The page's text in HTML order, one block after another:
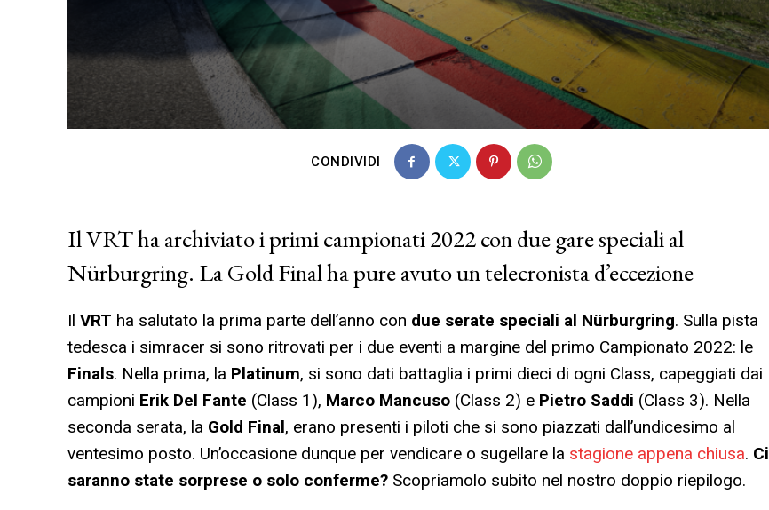
CONDIVIDI
Il VRT ha archiviato i primi campionati 2022 con due gare speciali al
Nürburgring. La Gold Final ha pure avuto un telecronista d’eccezione
Il VRT ha salutato la prima parte dell’anno con due serate speciali al Nürburgring. Sulla pista
tedesca i simracer si sono ritrovati per i due eventi a margine del primo Campionato 2022: le
Finals. Nella prima, la Platinum, si sono dati battaglia i primi dieci di ogni Class, capeggiati dai
campioni Erik Del Fante (Class 1), Marco Mancuso (Class 2) e Pietro Saddi (Class 3). Nella
seconda serata, la Gold Final, erano presenti i piloti che si sono piazzati dall’undicesimo al
ventesimo posto. Un’occasione dunque per vendicare o sugellare la stagione appena chiusa. Ci
saranno state sorprese o solo conferme? Scopriamolo subito nel nostro doppio riepilogo.